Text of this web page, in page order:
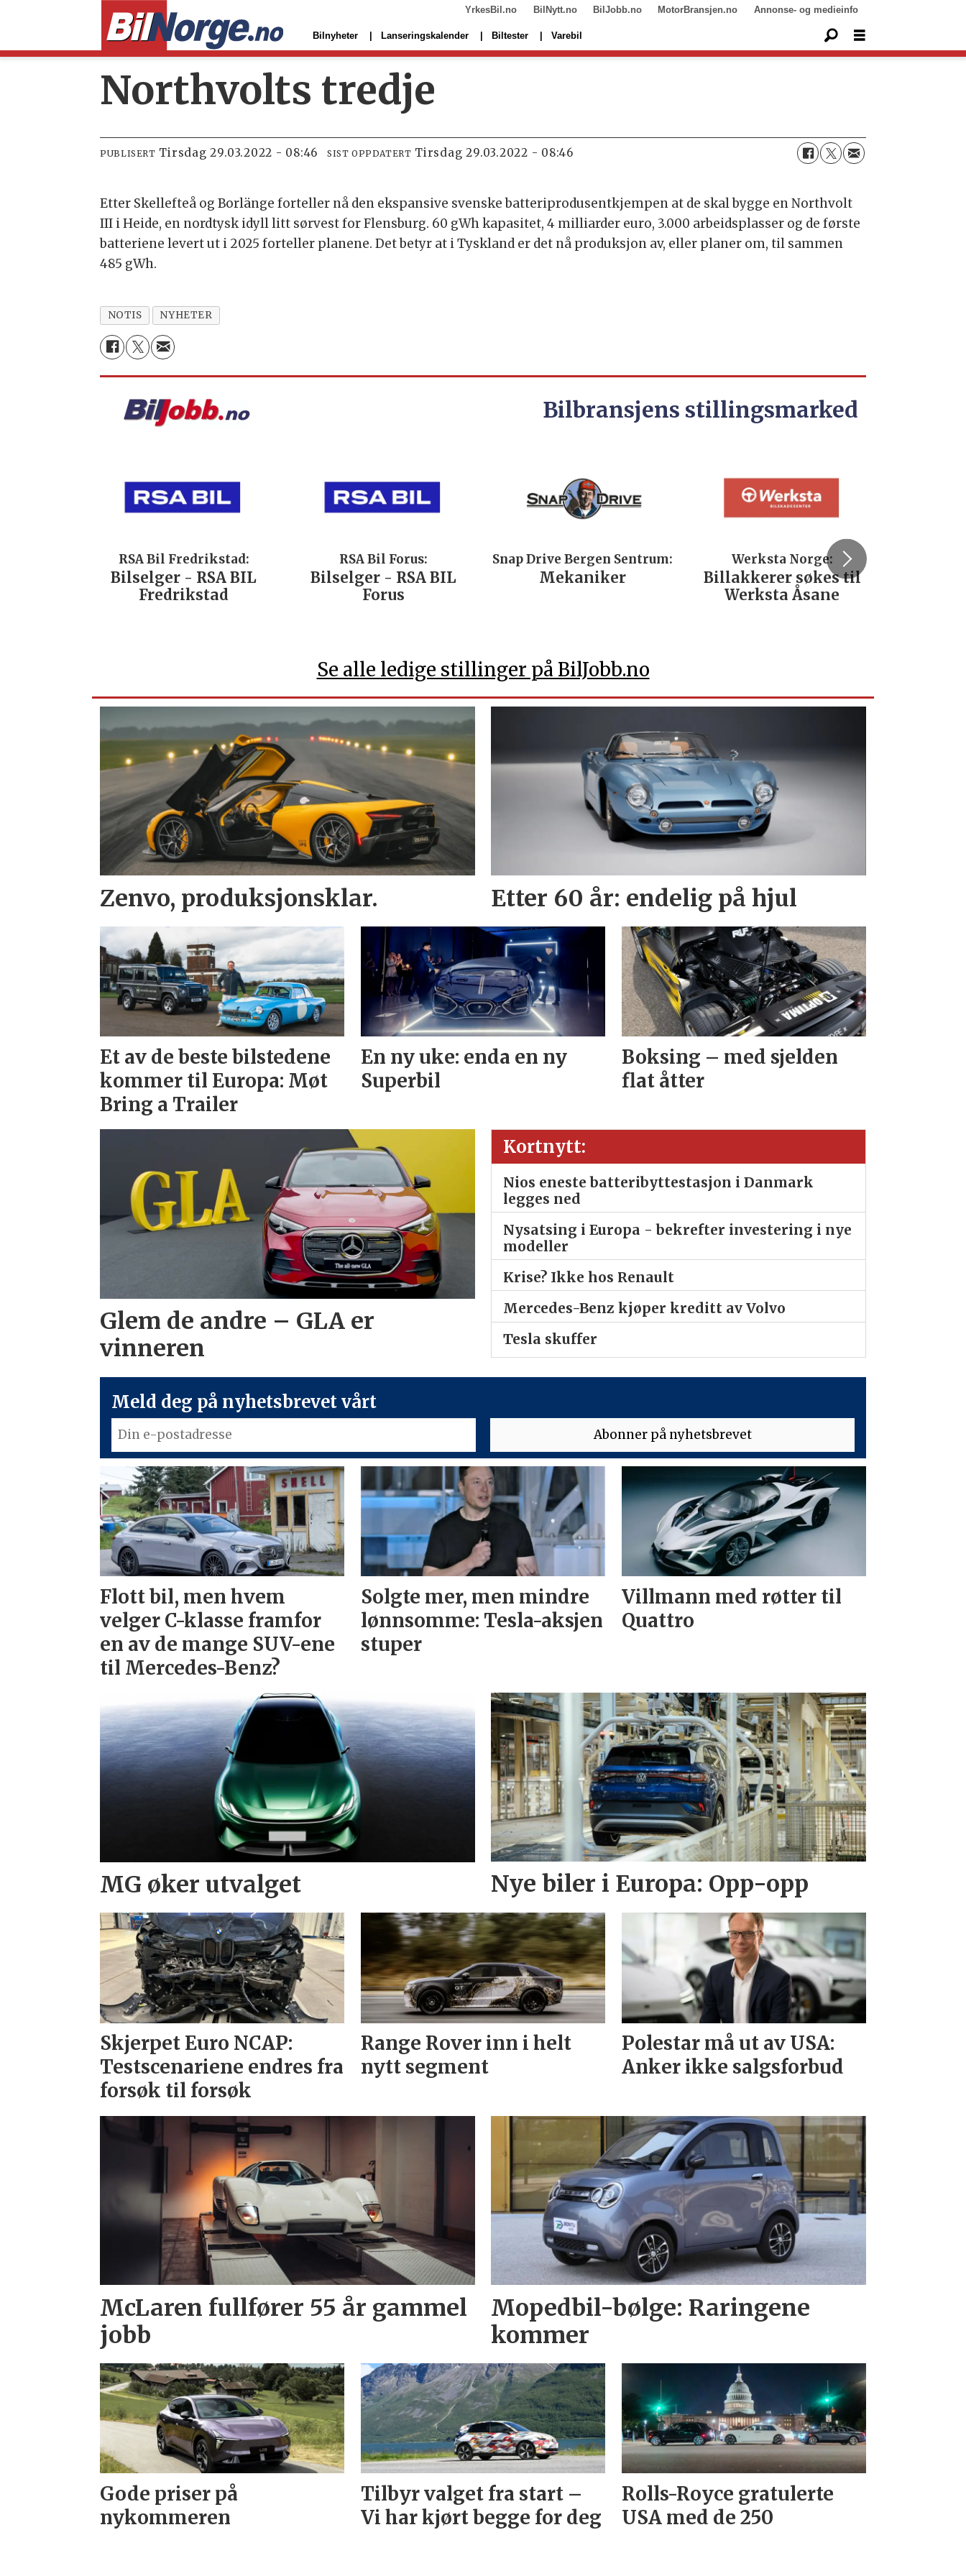
YrkesBil.no BilNytt.no BilJobb.no MotorBransjen.no Annonse- og medieinfo
Bilnyheter Lanseringskalender Biltester Varebil
Northvolts tredje
PUBLISERT tirsdag 29.03.2022 - 08:46 SIST OPPDATERT tirsdag 29.03.2022 - 08:46
Etter Skellefteå og Borlänge forteller nå den ekspansive svenske batteriprodusentkjempen at de skal bygge en Northvolt
III i Heide, en nordtysk idyll litt sørvest for Flensburg. 60 gWh kapasitet, 4 milliarder euro, 3.000 arbeidsplasser og de første
batteriene levert ut i 2025 forteller planene. Det betyr at i Tyskland er det nå produksjon av, eller planer om, til sammen
485 gWh.
NOTIS NYHETER
Bilbransjens stillingsmarked
RSA Bil Fredrikstad:
Bilselger - RSA BIL
Fredrikstad
RSA Bil Forus:
Bilselger - RSA BIL
Forus
Snap Drive Bergen Sentrum:
Mekaniker
Werksta Norge:
Billakkerer søkes til
Werksta Åsane
Se alle ledige stillinger på BilJobb.no
Zenvo, produksjonsklar. Etter 60 år: endelig på hjul
Et av de beste bilstedene
kommer til Europa: Møt
Bring a Trailer
En ny uke: enda en ny
Superbil
Boksing – med sjelden
flat åtter
Glem de andre – GLA er
vinneren
Kortnytt:
Nios eneste batteribyttestasjon i Danmark
legges ned
Nysatsing i Europa - bekrefter investering i nye
modeller
Krise? Ikke hos Renault
Mercedes-Benz kjøper kreditt av Volvo
Tesla skuffer
Meld deg på nyhetsbrevet vårt
Flott bil, men hvem
velger C-klasse framfor
en av de mange SUV-ene
til Mercedes-Benz?
Solgte mer, men mindre
lønnsomme: Tesla-aksjen
stuper
Villmann med røtter til
Quattro
MG øker utvalget Nye biler i Europa: Opp-opp
Skjerpet Euro NCAP:
Testscenariene endres fra
forsøk til forsøk
Range Rover inn i helt
nytt segment
Polestar må ut av USA:
Anker ikke salgsforbud
McLaren fullfører 55 år gammel
jobb
Mopedbil-bølge: Raringene
kommer
Gode priser på
nykommeren
Tilbyr valget fra start –
Vi har kjørt begge for deg
Rolls-Royce gratulerte
USA med de 250